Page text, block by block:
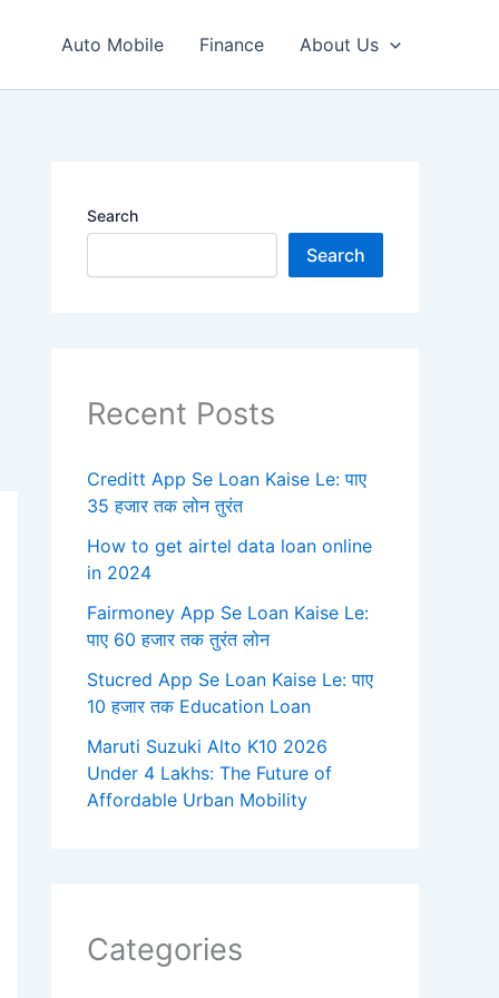
Auto Mobile Finance About Us
Search
Search
Recent Posts
Creditt App Se Loan Kaise Le: पाए
35 हजार तक लोन तुरंत
How to get airtel data loan online
in 2024
Fairmoney App Se Loan Kaise Le:
पाए 60 हजार तक तुरंत लोन
Stucred App Se Loan Kaise Le: पाए
10 हजार तक Education Loan
Maruti Suzuki Alto K10 2026
Under 4 Lakhs: The Future of
Affordable Urban Mobility
Categories